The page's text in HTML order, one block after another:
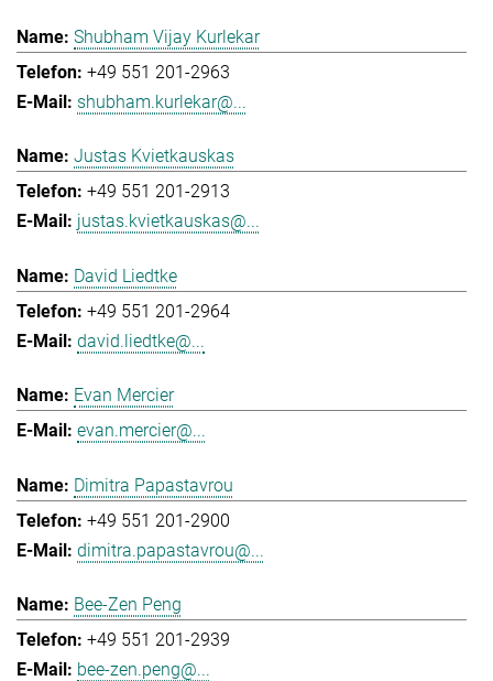
Shubham Vijay Kurlekar
+49 551 201-2963
shubham.kurlekar@...
Justas Kvietkauskas
+49 551 201-2913
justas.kvietkauskas@...
David Liedtke
+49 551 201-2964
david.liedtke@...
Evan Mercier
evan.mercier@...
Dimitra Papastavrou
+49 551 201-2900
dimitra.papastavrou@...
Bee-Zen Peng
+49 551 201-2939
bee-zen.peng@...